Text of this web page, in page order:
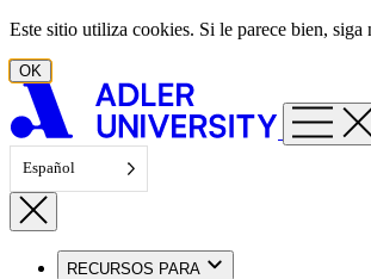
Ir al contenido
Este sitio utiliza cookies. Si le parece bien,
OK
Español
RECURSOS PARA